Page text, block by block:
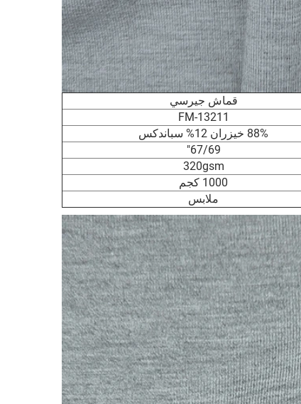
قماش جيرسي
FM-13211
88% خيزران 12% سباندكس
67/69"
320gsm
1000 كجم
ملابس